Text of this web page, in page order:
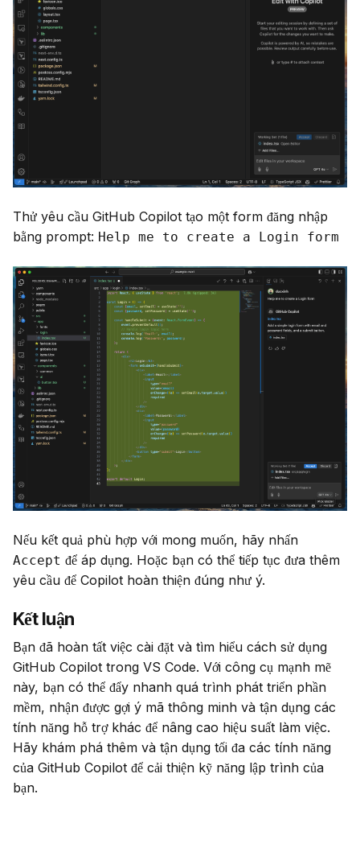
Thử yêu cầu GitHub Copilot tạo một form đăng nhập
bằng prompt: Help me to create a Login form
Accept để áp dụng. Hoặc bạn có thể tiếp tục đưa thêm
yêu cầu để Copilot hoàn thiện đúng như ý.
Kết luận
Bạn đã hoàn tất việc cài đặt và tìm hiểu cách sử dụng
GitHub Copilot trong VS Code. Với công cụ mạnh mẽ
này, bạn có thể đẩy nhanh quá trình phát triển phần
mềm, nhận được gợi ý mã thông minh và tận dụng các
tính năng hỗ trợ khác để nâng cao hiệu suất làm việc.
Hãy khám phá thêm và tận dụng tối đa các tính năng
của GitHub Copilot để cải thiện kỹ năng lập trình của
bạn.